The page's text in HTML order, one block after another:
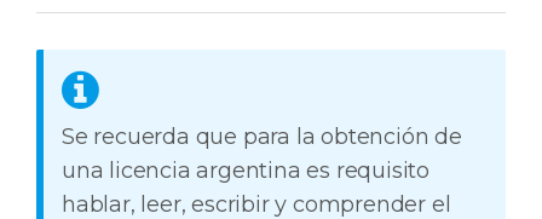
Se recuerda que para la obtención de
una licencia argentina es requisito
hablar, leer, escribir y comprender el